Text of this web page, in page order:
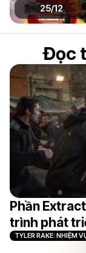
25/12
Đọc
Phần
trình phát
TYLER RAKE: NHIỆM